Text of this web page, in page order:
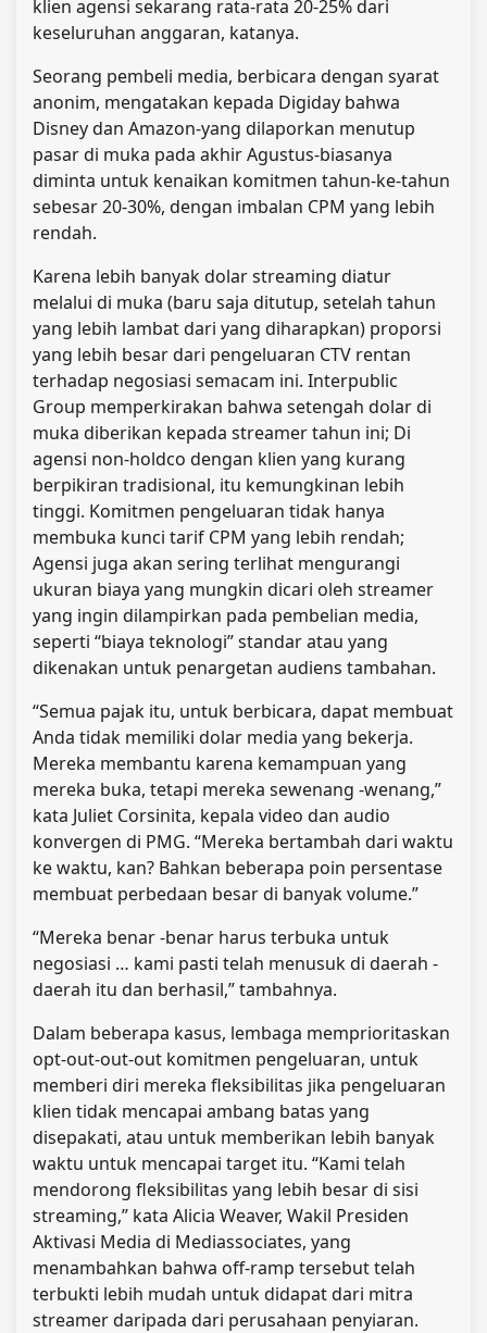
klien agensi sekarang rata-rata 20-25% dari
keseluruhan anggaran, katanya.
Seorang pembeli media, berbicara dengan syarat
anonim, mengatakan kepada Digiday bahwa
Disney dan Amazon-yang dilaporkan menutup
pasar di muka pada akhir Agustus-biasanya
diminta untuk kenaikan komitmen tahun-ke-tahun
sebesar 20-30%, dengan imbalan CPM yang lebih
rendah.
Karena lebih banyak dolar streaming diatur
melalui di muka (baru saja ditutup, setelah tahun
yang lebih lambat dari yang diharapkan) proporsi
yang lebih besar dari pengeluaran CTV rentan
terhadap negosiasi semacam ini. Interpublic
Group memperkirakan bahwa setengah dolar di
muka diberikan kepada streamer tahun ini; Di
agensi non-holdco dengan klien yang kurang
berpikiran tradisional, itu kemungkinan lebih
tinggi. Komitmen pengeluaran tidak hanya
membuka kunci tarif CPM yang lebih rendah;
Agensi juga akan sering terlihat mengurangi
ukuran biaya yang mungkin dicari oleh streamer
yang ingin dilampirkan pada pembelian media,
seperti “biaya teknologi” standar atau yang
dikenakan untuk penargetan audiens tambahan.
“Semua pajak itu, untuk berbicara, dapat membuat
Anda tidak memiliki dolar media yang bekerja.
Mereka membantu karena kemampuan yang
mereka buka, tetapi mereka sewenang -wenang,”
kata Juliet Corsinita, kepala video dan audio
konvergen di PMG. “Mereka bertambah dari waktu
ke waktu, kan? Bahkan beberapa poin persentase
membuat perbedaan besar di banyak volume.”
“Mereka benar -benar harus terbuka untuk
negosiasi … kami pasti telah menusuk di daerah -
daerah itu dan berhasil,” tambahnya.
Dalam beberapa kasus, lembaga memprioritaskan
opt-out-out-out komitmen pengeluaran, untuk
memberi diri mereka fleksibilitas jika pengeluaran
klien tidak mencapai ambang batas yang
disepakati, atau untuk memberikan lebih banyak
waktu untuk mencapai target itu. “Kami telah
mendorong fleksibilitas yang lebih besar di sisi
streaming,” kata Alicia Weaver, Wakil Presiden
Aktivasi Media di Mediassociates, yang
menambahkan bahwa off-ramp tersebut telah
terbukti lebih mudah untuk didapat dari mitra
streamer daripada dari perusahaan penyiaran.